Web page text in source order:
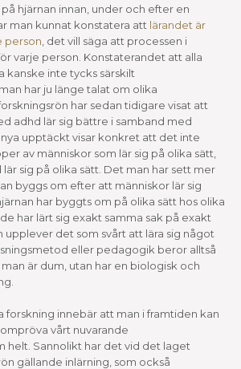
hjärnan innan, under och efter en
man kunnat konstatera att lärandet är
person , det vill säga att processen i
varje person. Konstaterandet att alla
kanske inte tycks särskilt
har ju länge talat om olika
har sedan tidigare visat att
adhd lär sig bättre i samband med
upptäckt visar konkret att det inte
av människor som lär sig på olika sätt,
sig på olika sätt. Det man har sett mer
byggs om efter att människor lär sig
har byggts om på olika sätt hos olika
har lärt sig exakt samma sak på exakt
upplever det som svårt att lära sig något
eller pedagogik beror alltså
är dum, utan har en biologisk och
forskning innebär att man i framtiden kan
vårt nuvarande
helt. Sannolikt har det vid det laget
gällande inlärning, som också